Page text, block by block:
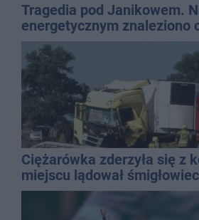
Tragedia pod Janikowem.
energetycznym znaleziono
mężczyzny
Ciężarówka zderzyła się z
miejscu lądował